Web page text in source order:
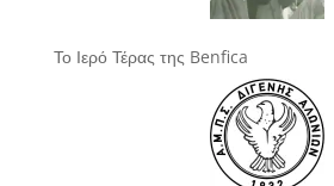
Το Ιερό Τέρας της Benfica